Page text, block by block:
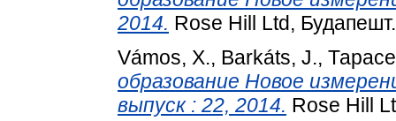
2014. Rose Hill Ltd, Будапешт.
Vámos, X., Barkáts, J.,
образование Новое
выпуск : 22, 2014. Rose Hill